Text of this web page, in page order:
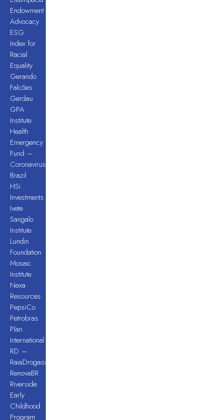
Endowment
Advocacy
ESG
Index for
Racial
Equality
Gerando
Falcões
Gerdau
GPA
Institute
Health
Emergency
Fund –
Coronavirus
Brazil
HSi
Investments
Ivete
Sangalo
Institute
Lundin
Foundation
Mosaic
Institute
Nexa
Resources
PepsiCo
Petrobras
Plan
International
RD –
RaiaDrogasil
RenovaBR
Riverside
Early
Childhood
Program